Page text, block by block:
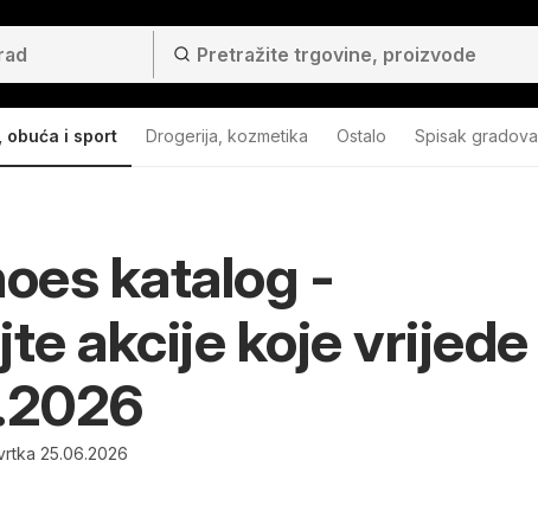
obuća i sport Drogerija, kozmetika Ostalo Spisak gradova
katalog -
akcije koje vrijede
25.06.2026